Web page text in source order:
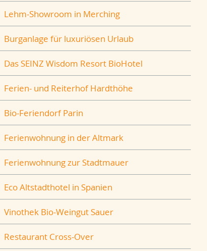
Lehm-Showroom in Merching
Burganlage für luxuriösen Urlaub
Das SEINZ Wisdom Resort BioHotel
Ferien- und Reiterhof Hardthöhe
Bio-Feriendorf Parin
Ferienwohnung in der Altmark
Ferienwohnung zur Stadtmauer
Eco Altstadthotel in Spanien
Vinothek Bio-Weingut Sauer
Restaurant Cross-Over